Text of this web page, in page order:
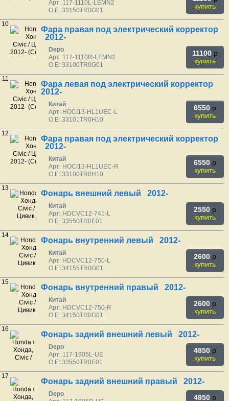
Арт: 117-1110L-LEMN2
O.E: 33150TR0G01
купить
10
Фара правая под электрический корректор
2012-
Depo
Арт: 117-1110R-LEMN2
O.E: 33100TR0G01
11100 p
купить
11
Фара левая под электрический корректор
2012-
Китай
Арт: HOCI13-HL1UEC-L
O.E: 33101TR0H10
6550 p
купить
12
Фара правая под электрический корректор
2012-
Китай
Арт: HOCI13-HL1UEC-R
O.E: 33100TR0H10
6550 p
купить
13
Фонарь внешний левый 2012-
Китай
Арт: HDCVC12-741-L
O.E: 33550TR0E01
2550 p
купить
14
Фонарь внутренний левый 2012-
Китай
Арт: HDCVC12-750-L
O.E: 34155TR0G01
2600 p
купить
15
Фонарь внутренний правый 2012-
Китай
Арт: HDCVC12-750-R
O.E: 34150TR0G01
2600 p
купить
16
Фонарь задний внешний левый 2012-
Depo
Арт: 117-1905L-UE
O.E: 33550TR0E01
4850 p
купить
17
Фонарь задний внешний правый 2012-
Depo
4850 p